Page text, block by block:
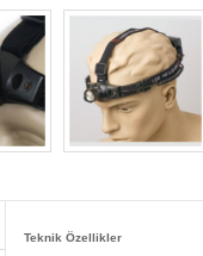
Teknik Özellikler